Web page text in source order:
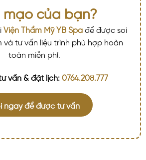
mạo của bạn?
Viện Thẩm Mỹ YB Spa để được soi
và tư vấn liệu trình phù hợp hoàn
toàn miễn phí.
vấn & đặt lịch: 0764.208.777
ngay để được tư vấn